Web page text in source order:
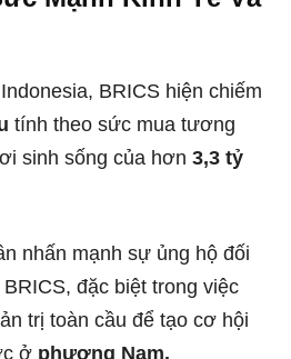
BRICS hiện chiếm
tính theo sức mua tương
sinh sống của hơn 3,3 tỷ
nhấn mạnh sự ủng hộ đối
đặc biệt trong việc
trị toàn cầu để tạo cơ hội
ở phương Nam.